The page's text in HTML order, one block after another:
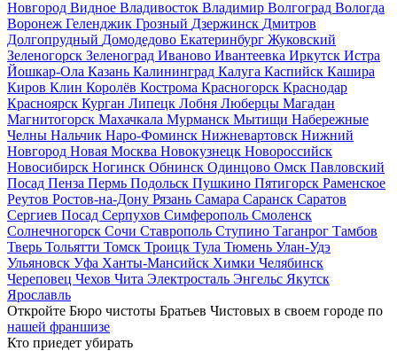
Новгород Видное Владивосток Владимир Волгоград Вологда
Воронеж Геленджик Грозный Дзержинск Дмитров
Долгопрудный Домодедово Екатеринбург Жуковский
Зеленогорск Зеленоград Иваново Ивантеевка Иркутск Истра
Йошкар-Ола Казань Калининград Калуга Каспийск Кашира
Киров Клин Королёв Кострома Красногорск Краснодар
Красноярск Курган Липецк Лобня Люберцы Магадан
Магнитогорск Махачкала Мурманск Мытищи Набережные
Челны Нальчик Наро-Фоминск Нижневартовск Нижний
Новгород Новая Москва Новокузнецк Новороссийск
Новосибирск Ногинск Обнинск Одинцово Омск Павловский
Посад Пенза Пермь Подольск Пушкино Пятигорск Раменское
Реутов Ростов-на-Дону Рязань Самара Саранск Саратов
Сергиев Посад Серпухов Симферополь Смоленск
Солнечногорск Сочи Ставрополь Ступино Таганрог Тамбов
Тверь Тольятти Томск Троицк Тула Тюмень Улан-Удэ
Ульяновск Уфа Ханты-Мансийск Химки Челябинск
Череповец Чехов Чита Электросталь Энгельс Якутск
Ярославль
Откройте Бюро чистоты Братьев Чистовых в своем городе по
нашей франшизе
Кто приедет убирать